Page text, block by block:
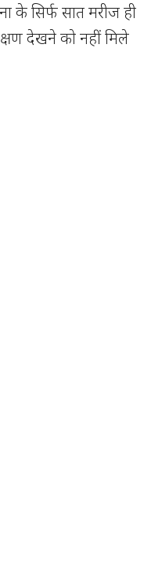
के सिर्फ सात मरीज ही
देखने को नहीं मिले